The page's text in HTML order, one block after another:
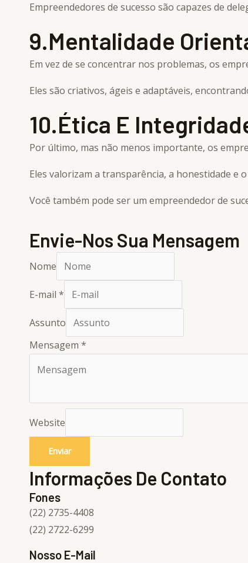
Empreendedores de sucesso são capazes de
9.Mentalidade
Em vez de se concentrar nos problemas, os
Eles são criativos, ágeis e adaptáveis,
10.Ética E
Por último, mas não menos importante, os
Eles valorizam a transparência, a honestidade
Você também pode ser um empreendedor de
Envie-Nos Sua Mensagem
Nome
E-mail *
Assunto
Mensagem *
Website
Enviar
Informações De Contato
Fones
(22) 2735-4408
(22) 2722-6299
Nosso E-Mail